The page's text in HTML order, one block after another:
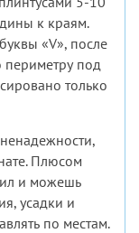
к краям.
«V», после
периметру под
только
Плюсом
и можешь
усадки и
по местам.